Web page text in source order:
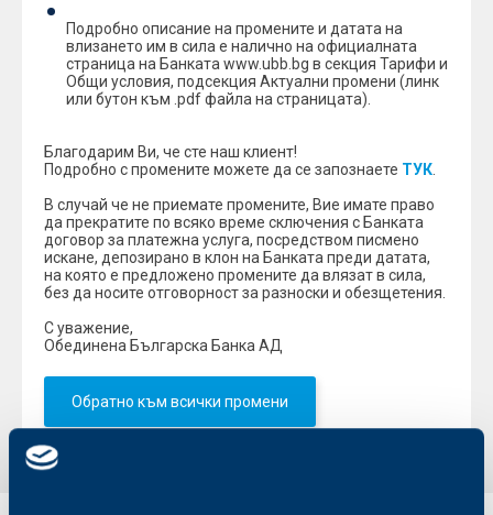
Подробно описание на промените и датата на
влизането им в сила е налично на официалната
страница на Банката www.ubb.bg в секция Тарифи и
Общи условия, подсекция Актуални промени (линк
или бутон към .pdf файла на страницата).
Благодарим Ви, че сте наш клиент!
Подробно с промените можете да се запознаете ТУК
В случай че не приемате промените, Вие имате право
да прекратите по всяко време сключения с Банката
договор за платежна услуга, посредством писмено
искане, депозирано в клон на Банката преди датата,
на която е предложено промените да влязат в сила,
без да носите отговорност за разноски и обезщетения.
С уважение,
Обединена Българска Банка АД
Обратно към всички промени